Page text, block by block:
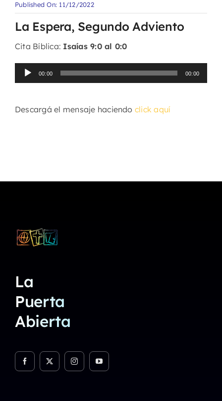
Published On: 11/12/2022
La Espera, Segundo Adviento
Cita Bíblica: Isaías 9:0 al 0:0
Reproductor
de
00:00 00:00
Descargá el mensaje haciendo click aquí
La
Puerta
Abierta